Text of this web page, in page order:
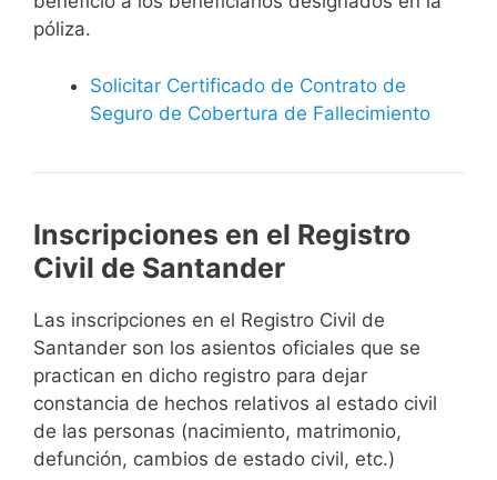
póliza.
Solicitar Certificado de Contrato de
Seguro de Cobertura de Fallecimiento
Inscripciones en el Registro
Civil de Santander
Las inscripciones en el Registro Civil de
Santander son los asientos oficiales que se
practican en dicho registro para dejar
constancia de hechos relativos al estado civil
de las personas (nacimiento, matrimonio,
defunción, cambios de estado civil, etc.)